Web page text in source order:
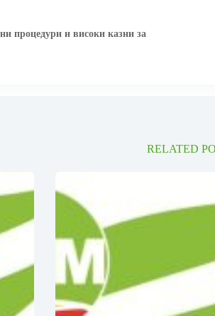
процедури и високи казни за
RELATED